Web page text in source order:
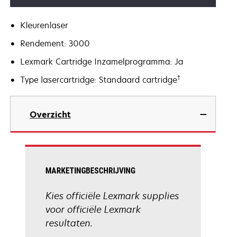
Kleurenlaser
Rendement: 3000
Lexmark Cartridge Inzamelprogramma: Ja
Type lasercartridge: Standaard cartridge†
Overzicht
MARKETINGBESCHRIJVING
Kies officiële Lexmark supplies
voor officiële Lexmark
resultaten.